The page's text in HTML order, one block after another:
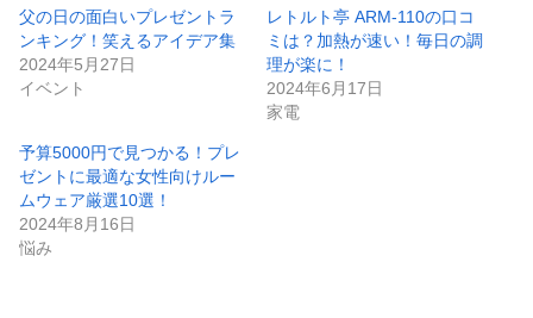
父の日の面白いプレゼントラ
ンキング！笑えるアイデア集
2024年5月27日
イベント
レトルト亭 ARM-110の口コ
ミは？加熱が速い！毎日の調
理が楽に！
2024年6月17日
家電
予算5000円で見つかる！プレ
ゼントに最適な女性向けルー
ムウェア厳選10選！
2024年8月16日
悩み